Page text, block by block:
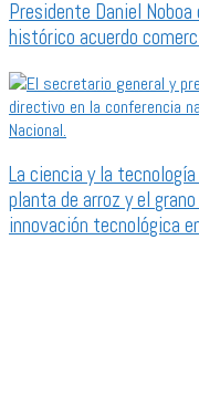
Presidente Daniel
histórico acuerdo
La ciencia y la
planta de arroz y el
innovación tecnológica